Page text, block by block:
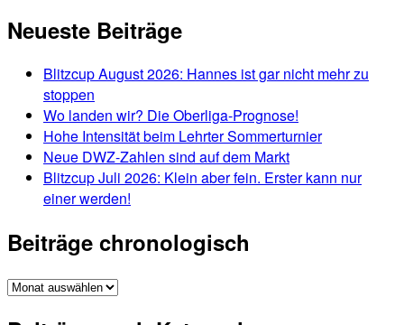
Neueste Beiträge
Blitzcup August 2026: Hannes ist gar nicht mehr zu
stoppen
Wo landen wir? Die Oberliga-Prognose!
Hohe Intensität beim Lehrter Sommerturnier
Neue DWZ-Zahlen sind auf dem Markt
Blitzcup Juli 2026: Klein aber fein. Erster kann nur
einer werden!
Beiträge chronologisch
Beiträge